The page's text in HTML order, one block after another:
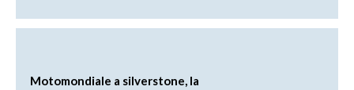
Motomondiale a silverstone, la